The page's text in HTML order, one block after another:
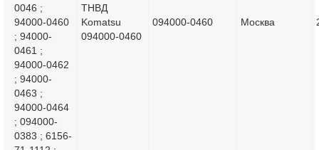
0046 ;
94000-0460
; 94000-
0461 ;
94000-0462
; 94000-
0463 ;
94000-0464
; 094000-
0383 ; 6156-
ТНВД
Komatsu
094000-0460
094000-0460 Москва